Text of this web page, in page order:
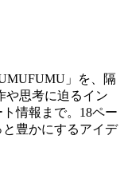
」を、隔
や思考に迫るイン
情報まで。18ペー
豊かにするアイデ